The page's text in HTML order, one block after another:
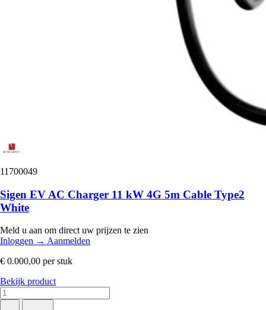
11700049
Sigen EV AC Charger 11 kW 4G 5m Cable Type2
White
Meld u aan om direct uw prijzen te zien
Inloggen → Aanmelden
€ 0.000,00 per stuk
Bekijk product